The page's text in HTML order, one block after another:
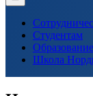
Студентам
Образование
Школа